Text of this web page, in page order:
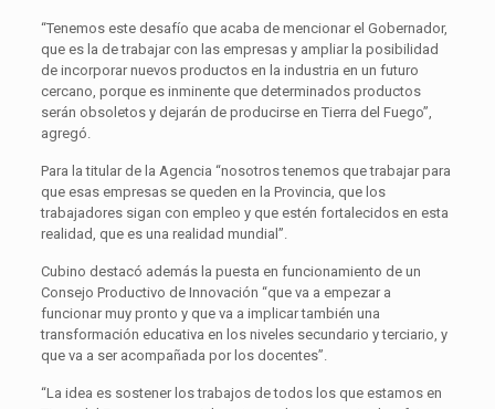
“Tenemos este desafío que acaba de mencionar el Gobernador,
que es la de trabajar con las empresas y ampliar la posibilidad
de incorporar nuevos productos en la industria en un futuro
cercano, porque es inminente que determinados productos
serán obsoletos y dejarán de producirse en Tierra del Fuego”,
agregó.
Para la titular de la Agencia “nosotros tenemos que trabajar para
que esas empresas se queden en la Provincia, que los
trabajadores sigan con empleo y que estén fortalecidos en esta
realidad, que es una realidad mundial”.
Cubino destacó además la puesta en funcionamiento de un
Consejo Productivo de Innovación “que va a empezar a
funcionar muy pronto y que va a implicar también una
transformación educativa en los niveles secundario y terciario, y
que va a ser acompañada por los docentes”.
“La idea es sostener los trabajos de todos los que estamos en